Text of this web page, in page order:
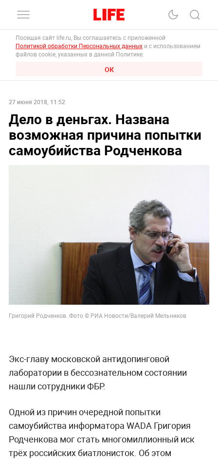
Посещая сайт life.ru, Вы соглашаетесь с приложенной
Политикой обработки Персональных данных и с использованием
файлов cookie, указанных в данной Политике.
ОК
27 июня 2018, 11:52
Дело в деньгах. Названа
возможная причина попытки
самоубийства Родченкова
Григорий Родченков. Фото © РИА Новости/Валерий Мельников
Экс-главу московской антидопинговой
лаборатории в бессознательном состоянии
нашли сотрудники ФБР.
Одной из причин очередной попытки
самоубийства информатора WADA Григория
Родченкова мог стать многомиллионный иск
трёх российских биатлонисток. Об этом